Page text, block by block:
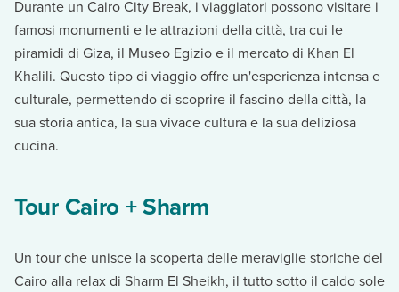
Durante un Cairo City Break, i viaggiatori possono visitare i
famosi monumenti e le attrazioni della città, tra cui le
piramidi di Giza, il Museo Egizio e il mercato di Khan El
Khalili. Questo tipo di viaggio offre un'esperienza intensa e
culturale, permettendo di scoprire il fascino della città, la
sua storia antica, la sua vivace cultura e la sua deliziosa
cucina.
Tour Cairo + Sharm
Un tour che unisce la scoperta delle meraviglie storiche del
Cairo alla relax di Sharm El Sheikh, il tutto sotto il caldo sole